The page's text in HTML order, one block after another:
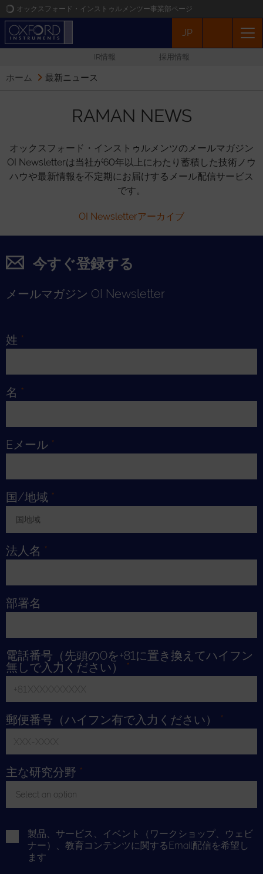
オックスフォード・インストゥルメンツー事業部ページ
オックスフォード・インストゥルメンツ
イベント
JP
IR情報 採用情報
ホーム 最新ニュース
RAMAN NEWS
オックスフォード・インストゥルメンツのメールマガジン
OI Newsletterは当社が60年以上にわたり蓄積した技術ノウ
ハウや最新情報を不定期にお届けするメール配信サービス
です。
OI Newsletterアーカイブ
今すぐ登録する
メールマガジン OI Newsletter
姓 *
名 *
Eメール *
国/地域 *
国地域
法人名 *
部署名
電話番号（先頭の0を+81に置き換えてハイフン
無しで入力ください） *
郵便番号（ハイフン有で入力ください） *
主な研究分野 *
Select an option
製品、サービス、イベント（ワークショップ、ウェビ
ナー）、教育コンテンツに関するEmail配信を希望し
ます